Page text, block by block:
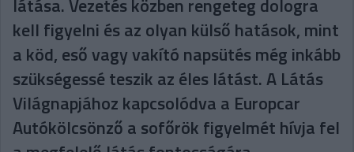
látása. Vezetés közben rengeteg dologra
kell figyelni és az olyan külső hatások, mint
a köd, eső vagy vakító napsütés még inkább
szükségessé teszik az éles látást. A Látás
Világnapjához kapcsolódva a Europcar
Autókölcsönző a sofőrök figyelmét hívja fel